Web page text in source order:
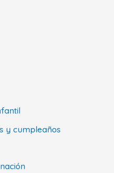
y cumpleaños